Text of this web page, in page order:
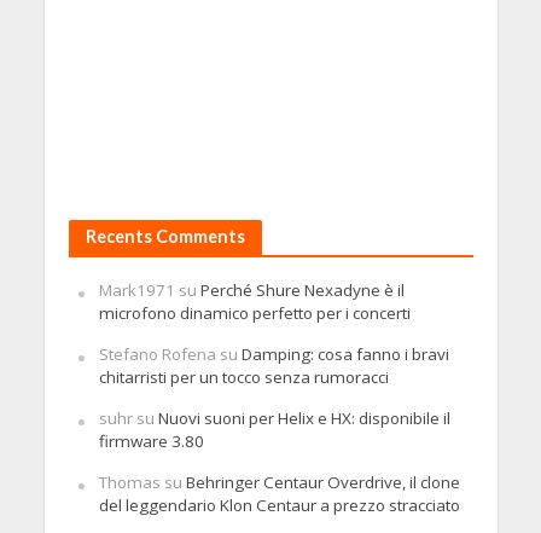
Recents Comments
Mark1971 su Perché Shure Nexadyne è il
microfono dinamico perfetto per i concerti
Stefano Rofena su Damping: cosa fanno i bravi
chitarristi per un tocco senza rumoracci
suhrsu Nuovi suoni per Helix e HX: disponibile il
firmware 3.80
Thomas su Behringer Centaur Overdrive, il clone
del leggendario Klon Centaur a prezzo stracciato